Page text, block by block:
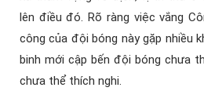
lên điều đó. Rõ ràng việc vắng
công của đội bóng này gặp nhiều
binh mới cập bến đội bóng chưa
chưa thể thích nghi.